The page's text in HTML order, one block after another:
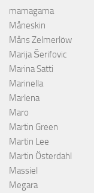
mamagama
Måneskin
Måns Zelmerlöw
Marija Šerifovic
Marina Satti
Marinella
Marlena
Maro
Martin Green
Martin Lee
Martin Österdahl
Massiel
Megara